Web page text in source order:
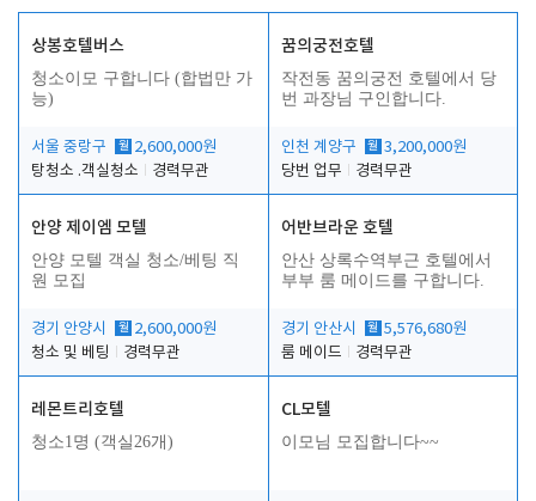
상봉호텔버스
청소이모 구합니다 (합법만 가
능)
서울 중랑구 월 2,600,000원
탕청소 .객실청소
경력무관
꿈의궁전호텔
작전동 꿈의궁전 호텔에서 당
번 과장님 구인합니다.
인천 계양구 월 3,200,000원
당번 업무
경력무관
안양 제이엠 모텔
안양 모텔 객실 청소/베팅 직
원 모집
경기 안양시 월 2,600,000원
청소 및 베팅
경력무관
어반브라운 호텔
안산 상록수역부근 호텔에서
부부 룸 메이드를 구합니다.
경기 안산시 월 5,576,680원
룸 메이드
경력무관
레몬트리호텔
청소1명 (객실26개)
CL모텔
이모님 모집합니다~~